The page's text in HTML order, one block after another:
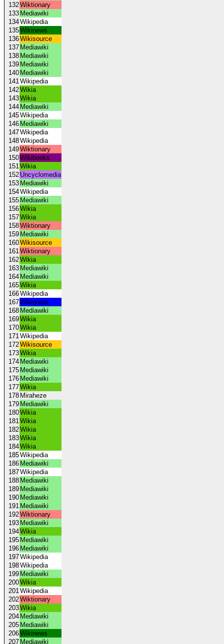
132Wiktionary
133 Mediawiki
134Wikipedia
135Wikinews
136Wikisource
137 Mediawiki
138 Mediawiki
139 Mediawiki
140 Mediawiki
141Wikipedia
142Wikia
143Wikia
144 Mediawiki
145Wikipedia
146 Mediawiki
147Wikipedia
148Wikipedia
149Wiktionary
150Wikibooks
151Wikia
152 Uncyclomedia
153 Mediawiki
154Wikipedia
155 Mediawiki
156Wikia
157Wikia
158Wiktionary
159 Mediawiki
160Wikisource
161Wiktionary
162Wikia
163 Mediawiki
164 Mediawiki
165Wikia
166Wikipedia
167Wikiquote
168 Mediawiki
169Wikia
170Wikia
171Wikipedia
172Wikisource
173Wikia
174 Mediawiki
175 Mediawiki
176 Mediawiki
177Wikia
178 Miraheze
179 Mediawiki
180Wikia
181Wikia
182Wikia
183Wikia
184Wikia
185Wikipedia
186 Mediawiki
187Wikipedia
188 Mediawiki
189 Mediawiki
190 Mediawiki
191 Mediawiki
192Wiktionary
193 Mediawiki
194Wikia
195 Mediawiki
196 Mediawiki
197Wikipedia
198Wikipedia
199 Mediawiki
200Wikia
201Wikipedia
202Wiktionary
203Wikia
204 Mediawiki
205 Mediawiki
206Wikinews
207 Mediawiki